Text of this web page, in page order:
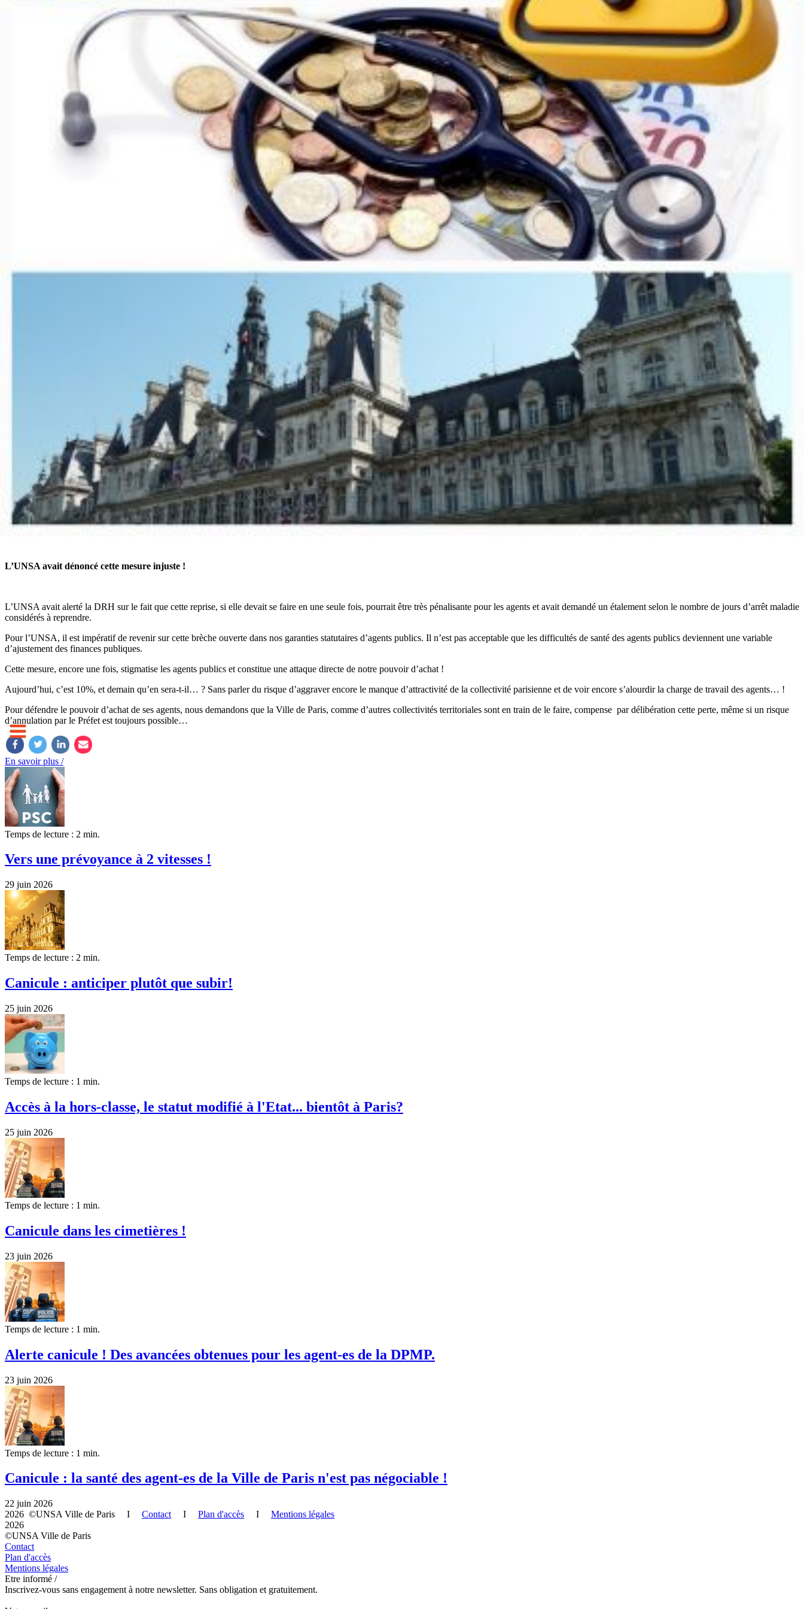
Qui sommes-nous ?
Rémunération
Temps de travail
S'incrire à la newsletter
Découvrir l'UNSA
Nous rejoindre
Objectifs et Action
Imprimer cet article
-10% de rémunération sur les paies d’octobre : attention correction des trop-perçu liés au
passage des congés maladie à 90% en mars 2025 !
–10% de rémunération et prélevés plus de 6 mois plus tard : honteux ! Correction sur les paies d'octobre des agent-es de la Ville
de Paris du trop perçu des indemnisations pour congé maladie passées à 90% depuis le 1er mars 2025. L'UNSA Ville de Paris
avait dénoncé ces mesures injustes ! On fait le point en commentaires et on reste mobilisé-es contre ces mesures injustes
Arrêts maladie ordinaire :
Reprises sur rémunérations sur la paie d’octobre !
Suite au décret d’application du 27 février 2025, les collectivités territoriales ont l’obligation de mettre en œuvre à compter du 1er mars 2025 la baisse d’indemnisation des arrêts maladie ordinaire : c’est le
La Ville a dû se conformer à cette obligation légale mais n’a pas pu la mettre en œuvre dès le 1er mars car il lui fallait d’abord adapter son logiciel de paie.
Conséquence : si tu as déclaré un congé maladie ordinaire à partir du 1er mars, tu as continué à être rémunéré à 100% au lieu de 90%.
Mais la Ville annonçait que les 10% de différence seraient repris quand le logiciel de paie le permettrait… Les adaptations informatiques ont été finalisées en septembre, soit 7 mois plus tard. Les reprises de
rémunérations seront donc effectives à partir de la prochaine paie. (Lire la fiche de mise en œuvre de la DRH en cliquant ici)
La Direction des ressources humaines (DRH) nous a indiqué que les agents concernés pourront contacter leur UGD et leur expliquer leur difficulté. L’UGD pourra alors saisir un responsable du service des
ressources humaines (SRH) de la Direction pour qu’il prenne contact avec les agents concernés et examine un étalement sur 2025 voire 2026.
L’UNSA avait dénoncé cette mesure injuste !
L’UNSA avait alerté la DRH sur le fait que cette reprise, si elle devait se faire en une seule fois, pourrait être très pénalisante pour les agents et avait demandé un étalement selon le nombre de jours d’arrêt maladie
considérés à reprendre.
Pour l’UNSA, il est impératif de revenir sur cette brèche ouverte dans nos garanties statutaires d’agents publics. Il n’est pas acceptable que les difficultés de santé des agents publics deviennent une variable
d’ajustement des finances publiques.
Cette mesure, encore une fois, stigmatise les agents publics et constitue une attaque directe de notre pouvoir d’achat !
Aujourd’hui, c’est 10%, et demain qu’en sera-t-il… ? Sans parler du risque d’aggraver encore le manque d’attractivité de la collectivité parisienne et de voir encore s’alourdir la charge de travail des agents… !
Pour défendre le pouvoir d’achat de ses agents, nous demandons que la Ville de Paris, comme d’autres collectivités territoriales sont en train de le faire, compense par délibération cette perte, même si un risque
d’annulation par le Préfet est toujours possible…
En savoir plus /
Temps de lecture : 2 min.
Vers une prévoyance à 2 vitesses !
29 juin 2026
Temps de lecture : 2 min.
Canicule : anticiper plutôt que subir!
25 juin 2026
Temps de lecture : 1 min.
Accès à la hors-classe, le statut modifié à l'Etat... bientôt à Paris?
25 juin 2026
Temps de lecture : 1 min.
Canicule dans les cimetières !
23 juin 2026
Temps de lecture : 1 min.
Alerte canicule ! Des avancées obtenues pour les agent-es de la DPMP.
23 juin 2026
Temps de lecture : 1 min.
Canicule : la santé des agent-es de la Ville de Paris n'est pas négociable !
22 juin 2026
2026 ©UNSA Ville de Paris I Contact I Plan d'accès I Mentions légales
2026
©UNSA Ville de Paris
Contact
Plan d'accès
Mentions légales
Etre informé /
Inscrivez-vous sans engagement à notre newsletter. Sans obligation et gratuitement.